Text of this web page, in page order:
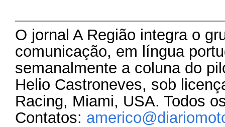
O jornal A Região integra o
comunicação, em língua
semanalmente a coluna do
Helio Castroneves, sob
Racing, Miami, USA. Todos
Contatos: